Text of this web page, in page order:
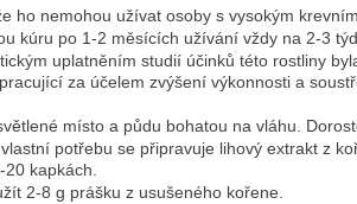
ho nemohou užívat osoby s vysokým
kúru po 1-2 měsících užívání vždy na 2-3
uplatněním studií účinků této rostliny
za účelem zvýšení výkonnosti a
místo a půdu bohatou na vláhu.
potřebu se připravuje lihový extrakt z
kapkách.
2-8 g prášku z usušeného kořene.